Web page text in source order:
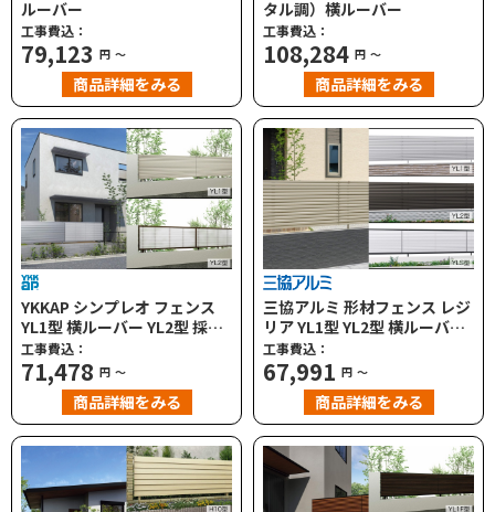
ルーバー
工事費込：
79,123 円 ～
商品詳細をみる
タル調）横ルーバー
工事費込：
108,284 円 ～
商品詳細をみる
YKKAP シンプレオ フェンス
YL1型 横ルーバー YL2型 採光
ルーバー 高尺タイプ対応
工事費込：
71,478 円 ～
商品詳細をみる
三協アルミ 形材フェンス レジ
リア YL1型 YL2型 横ルーバー
YLS型 横採光ルーバー 目隠し
ハイタイプ・高尺タイプ対応
工事費込：
67,991 円 ～
商品詳細をみる